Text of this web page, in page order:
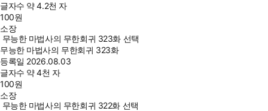
글자수 약 4.2천 자
100원
소장
무능한 마법사의 무한회귀 323화 선택
무능한 마법사의 무한회귀 323화
등록일 2026.08.03
글자수 약 4천 자
100원
소장
무능한 마법사의 무한회귀 322화 선택